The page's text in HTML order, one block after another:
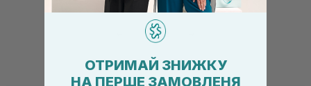
1 2
ОТРИМАЙ ЗНИЖКУ
НА ПЕРШЕ ЗАМОВЛЕНЯ